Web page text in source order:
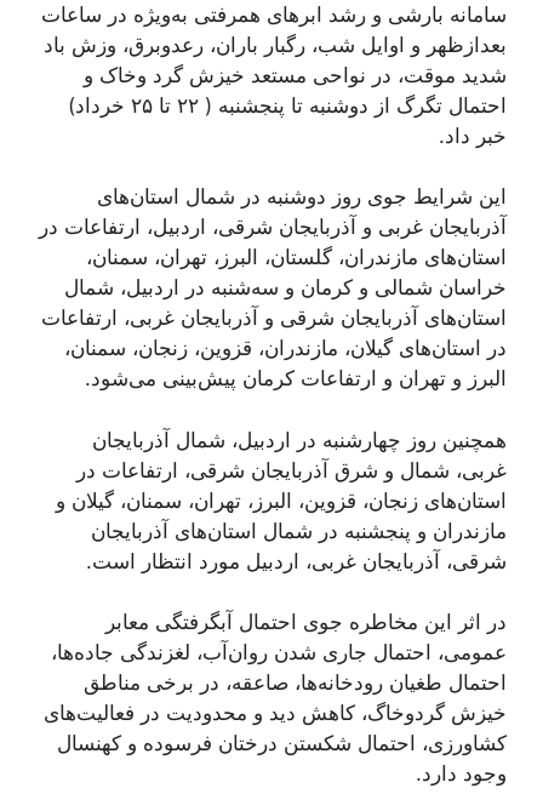
سامانه بارشی و رشد ابرهای همرفتی به‌ویژه در ساعات
بعدازظهر و اوایل شب، رگبار باران، رعدوبرق، وزش باد
شدید موقت، در نواحی مستعد خیزش گرد وخاک و
احتمال تگرگ از دوشنبه تا پنجشنبه ( ۲۲ تا ۲۵ خرداد)
خبر داد.
این شرایط جوی روز دوشنبه در شمال استان‌های
آذربایجان غربی و آذربایجان شرقی، اردبیل، ارتفاعات در
استان‌های مازندران، گلستان، البرز، تهران، سمنان،
خراسان شمالی و کرمان و سه‌شنبه در اردبیل، شمال
استان‌های آذربایجان شرقی و آذربایجان غربی، ارتفاعات
در استان‌های گیلان، مازندران، قزوین، زنجان، سمنان،
البرز و تهران و ارتفاعات کرمان پیش‌بینی می‌شود.
همچنین روز چهارشنبه در اردبیل، شمال آذربایجان
غربی، شمال و شرق آذربایجان شرقی، ارتفاعات در
استان‌های زنجان، قزوین، البرز، تهران، سمنان، گیلان و
مازندران و پنجشنبه در شمال استان‌های آذربایجان
شرقی، آذربایجان غربی، اردبیل مورد انتظار است.
در اثر این مخاطره جوی احتمال آبگرفتگی معابر
عمومی، احتمال جاری شدن روان‌آب، لغزندگی جاده‌ها،
احتمال طغیان رودخانه‌ها، صاعقه، در برخی مناطق
خیزش گردوخاگ، کاهش دید و محدودیت در فعالیت‌های
کشاورزی، احتمال شکستن درختان فرسوده و کهنسال
وجود دارد.